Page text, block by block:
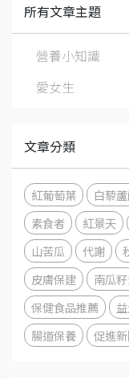
所有文章主題
營養小知識
愛女生
文章分類
紅葡萄葉 白藜
素食者
紅景天
山苦瓜
代謝
皮膚保建
南瓜
保健食品推薦
腸道保養
促進